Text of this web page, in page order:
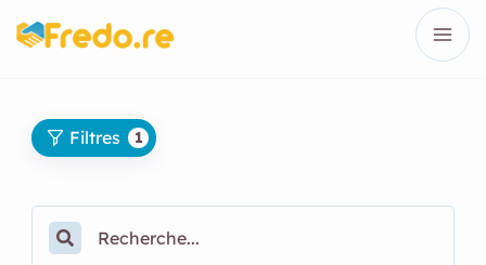
Filtres 1